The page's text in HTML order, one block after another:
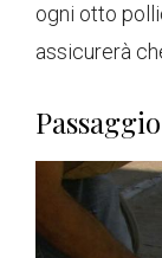
ogni otto
assicurerà